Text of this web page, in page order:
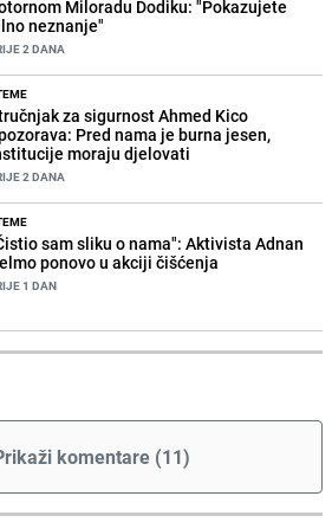
Miloradu Dodiku: "Pokazujete
neznanje"
2 DANA
za sigurnost Ahmed Kico
Pred nama je burna jesen,
moraju djelovati
2 DANA
sam sliku o nama": Aktivista Adnan
ponovo u akciji čišćenja
1 DAN
komentare (11)